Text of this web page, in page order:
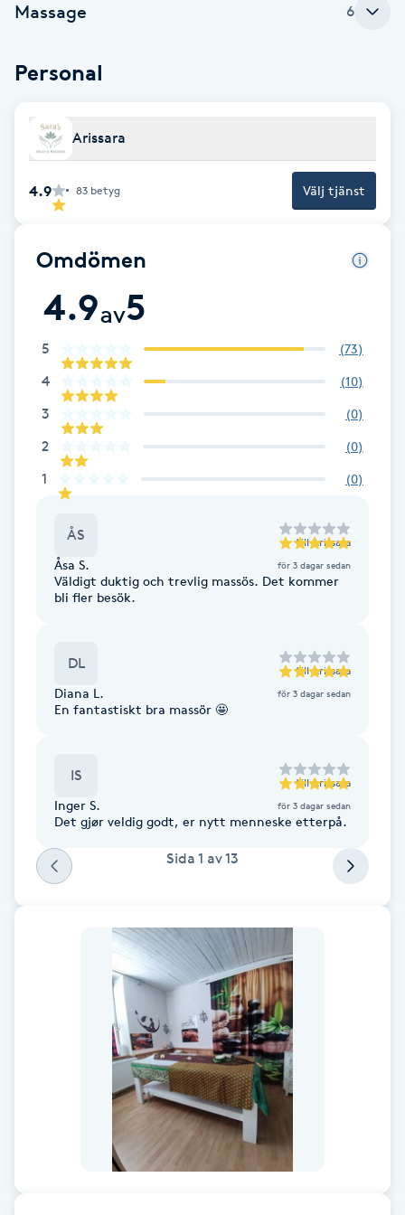
Balayage
Bambumassage
Barber
Bottenfärg
Brynformning
Brynfärgning
Brynplockning
Bröllopsuppsättning
Celluliter
Coachning
Cryoterapi
Damklippning
Diamantslipning
Extensions borttagning
Massage 6
Personal
Arissara
4.9 83 betyg Välj tjänst
Omdömen
4.9av5
5 (73)
4 (10)
3 (0)
2 (0)
1 (0)
ÅS till Arissara
Åsa S. för 3 dagar sedan
Väldigt duktig och trevlig massös. Det kommer
bli fler besök.
DL till Arissara
Diana L. för 3 dagar sedan
En fantastiskt bra massör 🤩
IS till Arissara
Inger S. för 3 dagar sedan
Det gjør veldig godt, er nytt menneske etterpå.
Sida 1 av13